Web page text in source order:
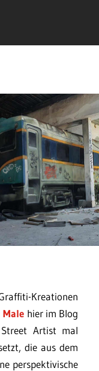
Kreationen
Male hier im Blog
Artist mal
die aus dem
perspektivische